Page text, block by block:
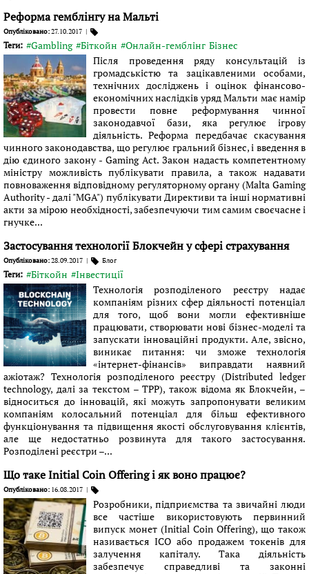
Реформа гемблінгу на Мальті
Опубліковано:27.10.2017 |
Теги: #Gambling #Біткойн #Онлайн-гемблінг Бізнес
Після проведення ряду консультацій із
громадськістю та зацікавленими особами,
технічних досліджень і оцінок фінансово-
економічних наслідків уряд Мальти має намір
провести повне реформування чинної
законодавчої бази, яка регулює ігрову
діяльність. Реформа передбачає скасування
чинного законодавства, що регулює гральний бізнес, і введення в
дію єдиного закону - Gaming Act. Закон надасть компетентному
міністру можливість публікувати правила, а також надавати
повноваження відповідному регуляторному органу (Malta Gaming
Authority - далі "MGA") публікувати Директиви та інші нормативні
акти за мірою необхідності, забезпечуючи тим самим своєчасне і
гнучке...
Застосування технології Блокчейн у сфері страхування
Опубліковано:28.09.2017 | Блог
Теги: #Біткойн #Інвестиції
Технологія розподіленого реєстру надає
компаніям різних сфер діяльності потенціал
для того, щоб вони могли ефективніше
працювати, створювати нові бізнес-моделі та
запускати інноваційні продукти. Але, звісно,
виникає питання: чи зможе технологія
«інтернет-фінансів» виправдати наявний
ажіотаж? Технологія розподіленого реєстру (Distributed ledger
technology, далі за текстом – ТРР), також відома як Блокчейн, –
відноситься до інновацій, які можуть запропонувати великим
компаніям колосальний потенціал для більш ефективного
функціонування та підвищення якості обслуговування клієнтів,
але ще недостатньо розвинута для такого застосування.
Розподілені реєстри –...
Що таке Initial Coin Offering і як воно працює?
Опубліковано: 16.08.2017 |
Розробники, підприємства та звичайні люди
все частіше використовують первинний
випуск монет (Initial Coin Offering), що також
називається ICO або продажем токенів для
залучення капіталу. Така діяльність
забезпечує справедливі та законні